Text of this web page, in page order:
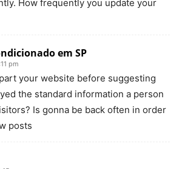
How frequently you update your
em SP
pm
your website before suggesting
the standard information a person
Is gonna be back often in order
posts